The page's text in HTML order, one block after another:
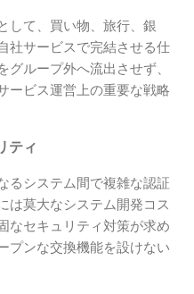
して、買い物、旅行、銀
社サービスで完結させる仕
ループ外へ流出させず、
ービス運営上の重要な戦略
ティ
るシステム間で複雑な認証
は莫大なシステム開発コス
なセキュリティ対策が求め
プンな交換機能を設けない